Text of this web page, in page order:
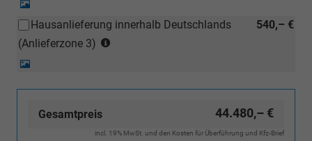
(ausgenommen
540,– €
Hausanlieferung innerhalb Deutschlands
(Anlieferzone 3)
(ausgenommen
Gesamtpreis 44.480,– €
incl. 19% MwSt. und den Kosten für Überführung und Kfz-Brief